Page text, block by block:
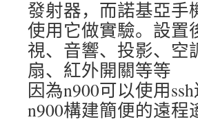
發射器，而諾基亞手
使用它做實驗。設置
視、音響、投影、空
扇、紅外開關等等
因為n900可以使用
n900構建簡便的遠程